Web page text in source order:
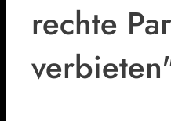
rechte